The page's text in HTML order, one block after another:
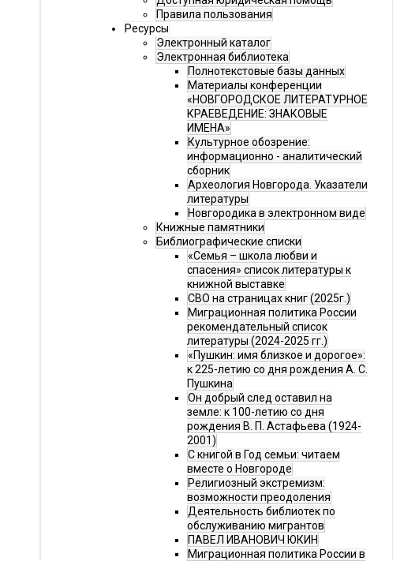
Правила пользования
Ресурсы
Электронный каталог
Электронная библиотека
Полнотекстовые базы данных
Материалы конференции
«НОВГОРОДСКОЕ ЛИТЕРАТУРНОЕ
КРАЕВЕДЕНИЕ: ЗНАКОВЫЕ
ИМЕНА»
Культурное обозрение:
информационно - аналитический
сборник
Археология Новгорода. Указатели
литературы
Новгородика в электронном виде
Книжные памятники
Библиографические списки
«Семья – школа любви и
спасения» список литературы к
книжной выставке
СВО на страницах книг (2025г.)
Миграционная политика России
рекомендательный список
литературы (2024-2025 гг.)
«Пушкин: имя близкое и дорогое»:
к 225-летию со дня рождения А. С.
Пушкина
Он добрый след оставил на
земле: к 100-летию со дня
рождения В. П. Астафьева (1924-
2001)
С книгой в Год семьи: читаем
вместе о Новгороде
Религиозный экстремизм:
возможности преодоления
Деятельность библиотек по
обслуживанию мигрантов
ПАВЕЛ ИВАНОВИЧ ЮКИН
Миграционная политика России в